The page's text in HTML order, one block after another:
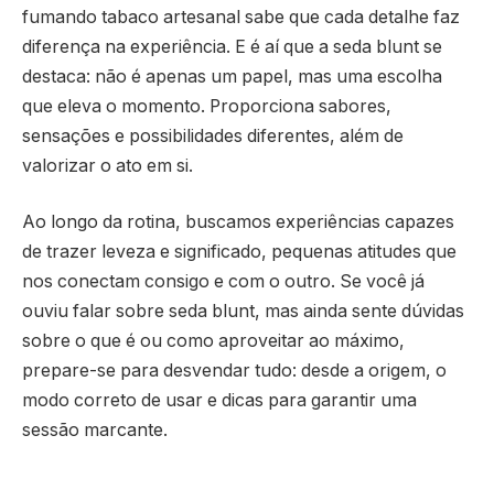
fumando tabaco artesanal sabe que cada detalhe faz
diferença na experiência. E é aí que a seda blunt se
destaca: não é apenas um papel, mas uma escolha
que eleva o momento. Proporciona sabores,
sensações e possibilidades diferentes, além de
valorizar o ato em si.
Ao longo da rotina, buscamos experiências capazes
de trazer leveza e significado, pequenas atitudes que
nos conectam consigo e com o outro. Se você já
ouviu falar sobre seda blunt, mas ainda sente dúvidas
sobre o que é ou como aproveitar ao máximo,
prepare-se para desvendar tudo: desde a origem, o
modo correto de usar e dicas para garantir uma
sessão marcante.